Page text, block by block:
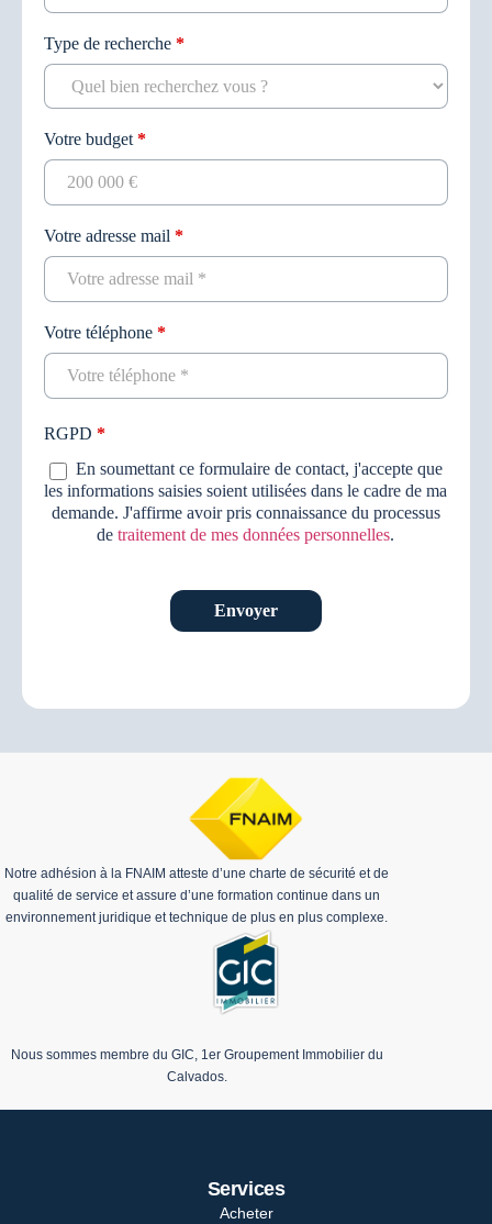
Type de recherche *
Votre budget *
Votre adresse mail *
Votre téléphone *
RGPD *
En soumettant ce formulaire de contact, j'accepte que
les informations saisies soient utilisées dans le cadre de ma
demande. J'affirme avoir pris connaissance du processus
detraitement de mes données personnelles.
Envoyer
Notre adhésion à la FNAIM atteste d’une charte de sécurité et de
qualité de service et assure d’une formation continue dans un
environnement juridique et technique de plus en plus complexe.
Nous sommes membre du GIC, 1er Groupement Immobilier du
Calvados.
Services
Acheter